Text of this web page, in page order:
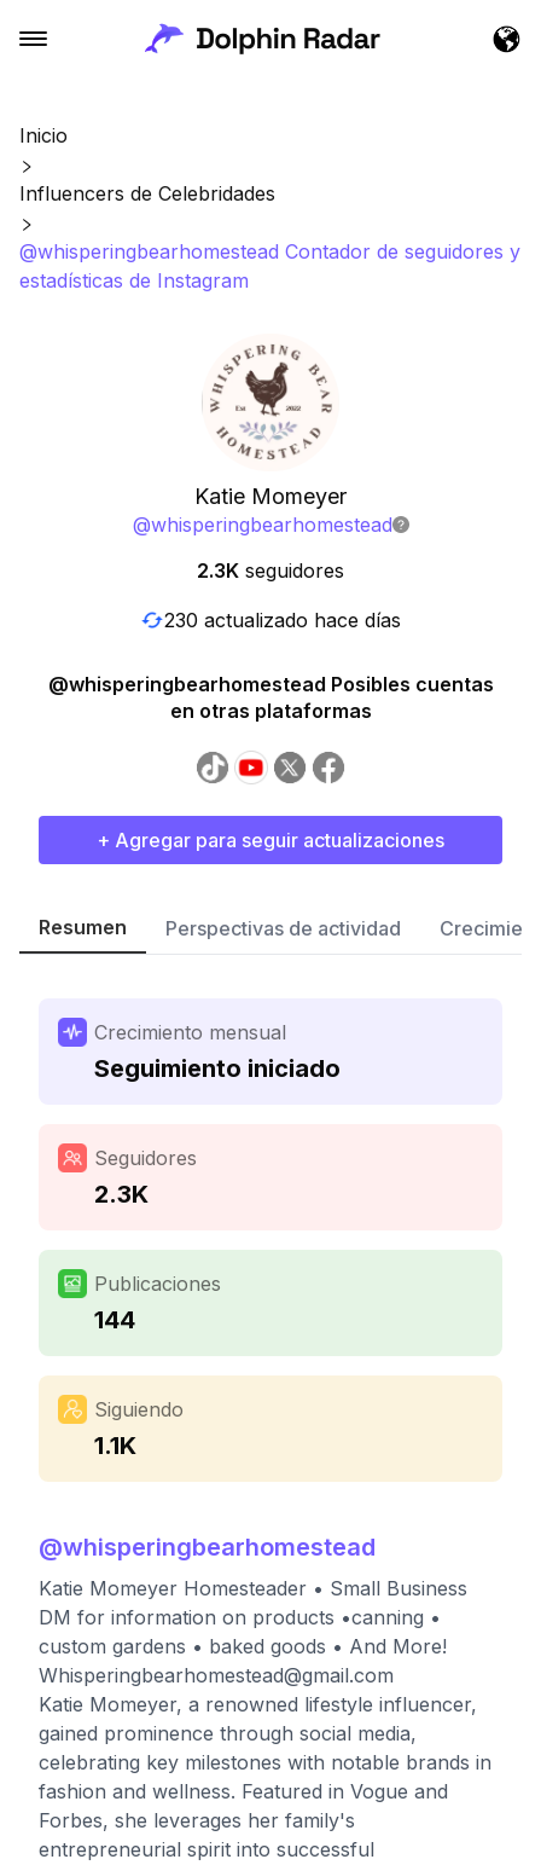
Inicio
Influencers de Celebridades
@whisperingbearhomestead Contador de seguidores y
estadísticas de Instagram
Katie Momeyer
@whisperingbearhomestead
2.3K seguidores
230 actualizado hace días
@whisperingbearhomestead Posibles cuentas
en otras plataformas
+ Agregar para seguir actualizaciones
Resumen Perspectivas de actividad
Crecimiento mensual
Seguimiento iniciado
Seguidores
2.3K
Publicaciones
144
Siguiendo
1.1K
@whisperingbearhomestead
Katie Momeyer Homesteader • Small Business
DM for information on products •canning •
custom gardens • baked goods • And More!
Whisperingbearhomestead@gmail.com
Katie Momeyer, a renowned lifestyle influencer,
gained prominence through social media,
celebrating key milestones with notable brands in
fashion and wellness. Featured in Vogue and
Forbes, she leverages her family's
entrepreneurial spirit into successful